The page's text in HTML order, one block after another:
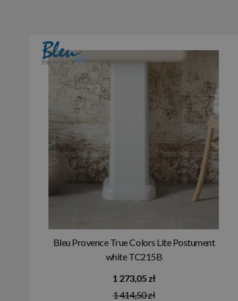
Bleu Provence True Colors Lite Postument
white TC215B
1 273,05 zł
1 414,50 zł